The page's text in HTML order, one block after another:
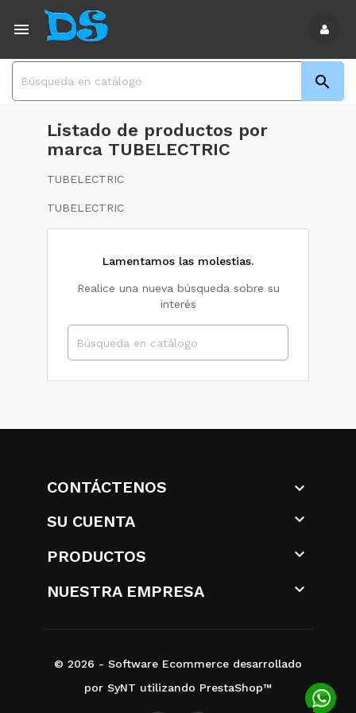


Listado de productos por
marca TUBELECTRIC
TUBELECTRIC
TUBELECTRIC
Lamentamos las molestias.
Realice una nueva búsqueda sobre su
interés
CONTÁCTENOS

SU CUENTA

PRODUCTOS

NUESTRA EMPRESA

© 2026 - Software Ecommerce desarrollado
por SyNT utilizando PrestaShop™